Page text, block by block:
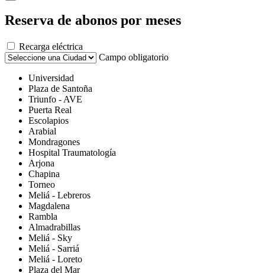
Reserva de abonos por meses
Recarga eléctrica
Campo obligatorio
Universidad
Plaza de Santoña
Triunfo - AVE
Puerta Real
Escolapios
Arabial
Mondragones
Hospital Traumatología
Arjona
Chapina
Torneo
Meliá - Lebreros
Magdalena
Rambla
Almadrabillas
Meliá - Sky
Meliá - Sarriá
Meliá - Loreto
Plaza del Mar